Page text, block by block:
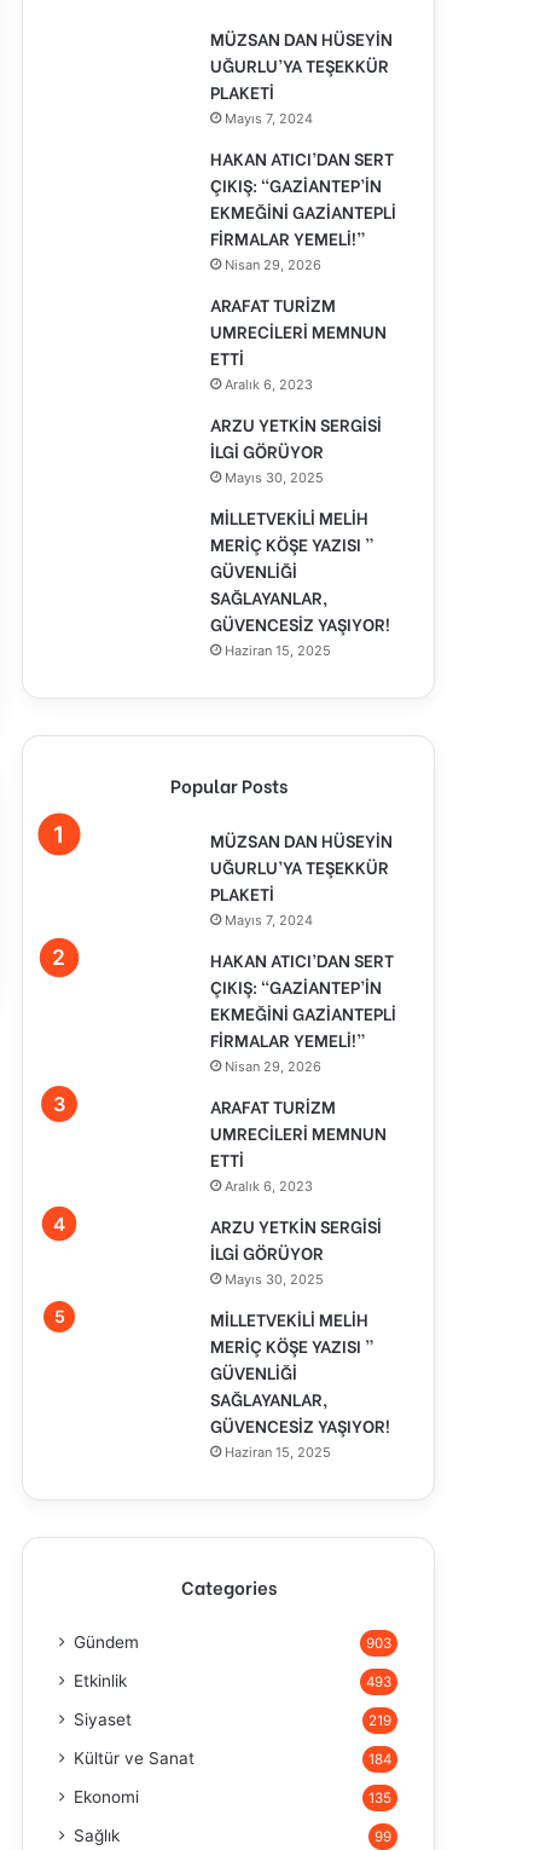
MÜZSAN DAN HÜSEYİN
UĞURLU’YA TEŞEKKÜR
PLAKETİ
Mayıs 7, 2024
HAKAN ATICI’DAN SERT
ÇIKIŞ: “GAZİANTEP’İN
EKMEĞİNİ GAZİANTEPLİ
FİRMALAR YEMELİ!”
Nisan 29, 2026
ARAFAT TURİZM
UMRECİLERİ MEMNUN
ETTİ
Aralık 6, 2023
ARZU YETKİN SERGİSİ
İLGİ GÖRÜYOR
Mayıs 30, 2025
MİLLETVEKİLİ MELİH
MERİÇ KÖŞE YAZISI ”
GÜVENLİĞİ
SAĞLAYANLAR,
GÜVENCESİZ YAŞIYOR!
Haziran 15, 2025
Popular Posts
MÜZSAN DAN HÜSEYİN
UĞURLU’YA TEŞEKKÜR
PLAKETİ
Mayıs 7, 2024
HAKAN ATICI’DAN SERT
ÇIKIŞ: “GAZİANTEP’İN
EKMEĞİNİ GAZİANTEPLİ
FİRMALAR YEMELİ!”
Nisan 29, 2026
ARAFAT TURİZM
UMRECİLERİ MEMNUN
ETTİ
Aralık 6, 2023
ARZU YETKİN SERGİSİ
İLGİ GÖRÜYOR
Mayıs 30, 2025
MİLLETVEKİLİ MELİH
MERİÇ KÖŞE YAZISI ”
GÜVENLİĞİ
SAĞLAYANLAR,
GÜVENCESİZ YAŞIYOR!
Haziran 15, 2025
Categories
Gündem 903
Etkinlik 493
Siyaset 219
Kültür ve Sanat 184
Ekonomi 135
Sağlık 99